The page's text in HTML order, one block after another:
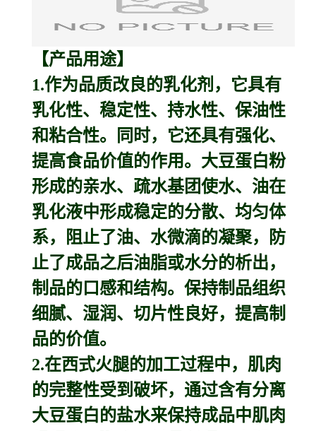
【产品用途】
1.作为品质改良的乳化剂，它具有
乳化性、稳定性、持水性、保油性
和粘合性。同时，它还具有强化、
提高食品价值的作用。大豆蛋白粉
形成的亲水、疏水基团使水、油在
乳化液中形成稳定的分散、均匀体
系，阻止了油、水微滴的凝聚，防
止了成品之后油脂或水分的析出，
制品的口感和结构。保持制品组织
细腻、湿润、切片性良好，提高制
品的价值。
2.在西式火腿的加工过程中，肌肉
的完整性受到破坏，通过含有分离
大豆蛋白的盐水来保持成品中肌肉